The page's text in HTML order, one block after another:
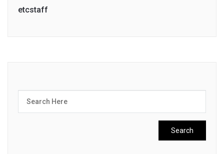
etcstaff